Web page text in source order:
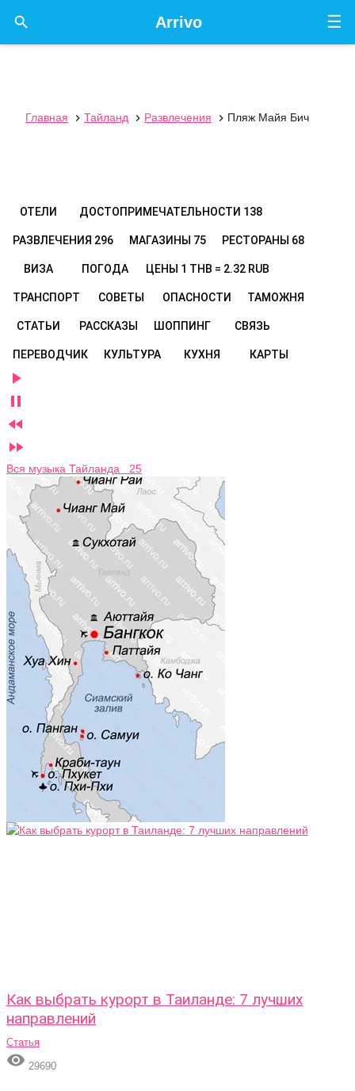
☰
Arrivo

Главная  Тайланд  Развлечения  Пляж Майя Бич
ОТЕЛИ ДОСТОПРИМЕЧАТЕЛЬНОСТИ 138
РАЗВЛЕЧЕНИЯ 296 МАГАЗИНЫ 75 РЕСТОРАНЫ 68
ВИЗА ПОГОДА ЦЕНЫ 1 THB = 2.32 RUB
ТРАНСПОРТ СОВЕТЫ ОПАСНОСТИ ТАМОЖНЯ
СТАТЬИ РАССКАЗЫ ШОППИНГ СВЯЗЬ
ПЕРЕВОДЧИК КУЛЬТУРА КУХНЯ КАРТЫ




Вся музыка Тайланда 25
Как выбрать курорт в Таиланде: 7 лучших
направлений
Статья
 29690